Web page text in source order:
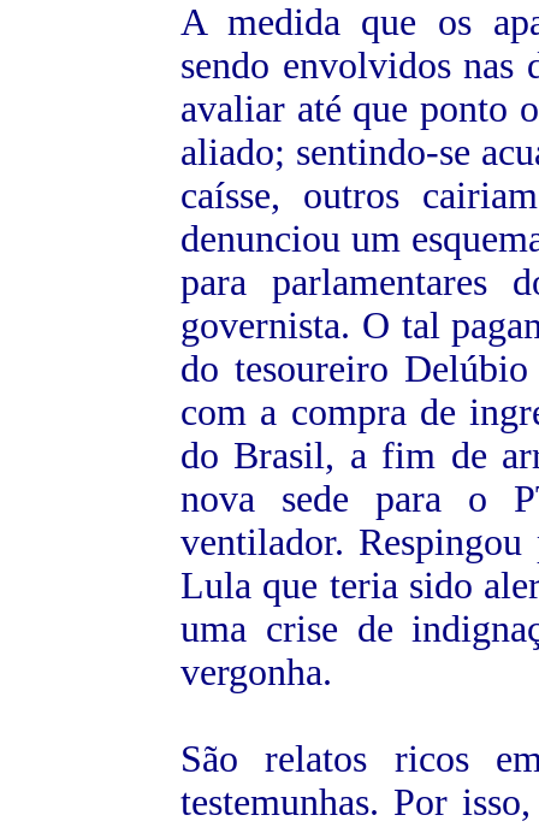
A medida que os
sendo envolvidos nas
avaliar até que ponto
aliado; sentindo-se
caísse, outros
denunciou um
para
governista. O tal
do tesoureiro Delúbio
com a compra de
do Brasil, a fim de
nova sede para o
ventilador.
Lula que teria sido
uma crise de
vergonha.
São relatos ricos
testemunhas. Por